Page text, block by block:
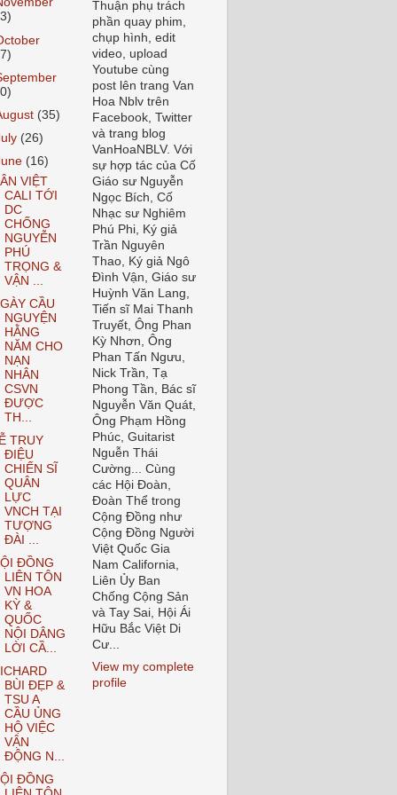
(35)
(26)
(16)
VIỆT
CALI TỚI
DC
CHỐNG
NGUYỄN
PHÚ
TRỌNG &
VẬN ...
CẦU
NGUYỆN
HẰNG
NĂM CHO
NẠN
NHÂN
CSVN
ĐƯỢC
TH...
TRUY
ĐIỆU
CHIẾN SĨ
QUÂN
LỰC
VNCH TẠI
TƯỢNG
ĐÀI ...
ĐỒNG
LIÊN TÔN
VN HOA
KỲ &
QUỐC
NỘI DÂNG
LỜI CẦ...
BÙI ĐẸP &
TSU A
CẦU ỦNG
HỘ VIỆC
VẬN
ĐỘNG N...
ĐỒNG
Thuận phụ trách
phần quay phim,
chụp hình, edit
video, upload
Youtube cùng
post lên trang Van
Hoa Nblv trên
Facebook, Twitter
và trang blog
VanHoaNBLV. Với
sự hợp tác của Cố
Giáo sư Nguyễn
Ngọc Bích, Cố
Nhạc sư Nghiêm
Phú Phi, Ký giả
Trần Nguyên
Thao, Ký giả Ngô
Đình Vận, Giáo sư
Huỳnh Văn Lang,
Tiến sĩ Mai Thanh
Truyết, Ông Phan
Kỳ Nhơn, Ông
Phan Tấn Ngưu,
Nick Trần, Tạ
Phong Tần, Bác sĩ
Nguyễn Văn Quát,
Ông Phạm Hồng
Phúc, Guitarist
Nguễn Thái
Cường... Cùng
các Hội Đoàn,
Đoàn Thể trong
Cộng Đồng như
Cộng Đồng Người
Việt Quốc Gia
Nam California,
Liên Ủy Ban
Chống Cộng Sản
và Tay Sai, Hội Ái
Hữu Bắc Việt Di
Cư...
View my complete
profile